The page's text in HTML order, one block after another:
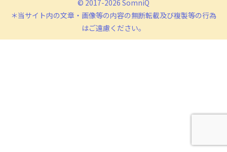
© 2017-2026 SomniQ
＊当サイト内の文章・画像等の内容の無断転載及び複製等の行為
はご遠慮ください。